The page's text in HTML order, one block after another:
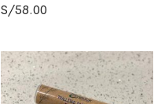
S/58.00